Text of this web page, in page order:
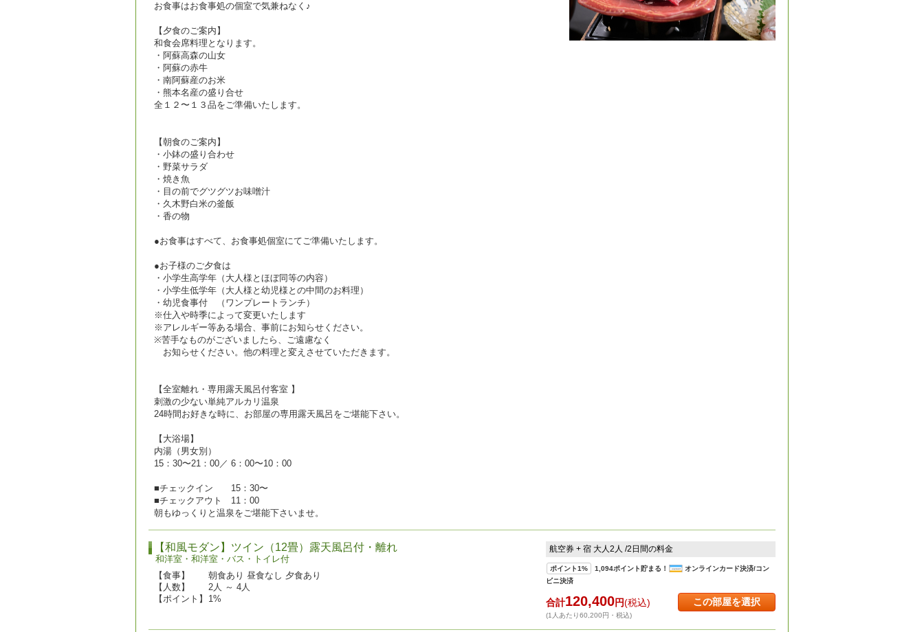
お食事はお食事処の個室で気兼ねなく♪
【夕食のご案内】
和食会席料理となります。
・阿蘇高森の山女
・阿蘇の赤牛
・南阿蘇産のお米
・熊本名産の盛り合せ
全１２〜１３品をご準備いたします。
【朝食のご案内】
・小鉢の盛り合わせ
・野菜サラダ
・焼き魚
・目の前でグツグツお味噌汁
・久木野白米の釜飯
・香の物
●お食事はすべて、お食事処個室にてご準備いたします。
●お子様のご夕食は
・小学生高学年（大人様とほぼ同等の内容）
・小学生低学年（大人様と幼児様との中間のお料理）
・幼児食事付 （ワンプレートランチ）
※仕入や時季によって変更いたします
※アレルギー等ある場合、事前にお知らせください。
※苦手なものがございましたら、ご遠慮なく
お知らせください。他の料理と変えさせていただきます。
【全室離れ・専用露天風呂付客室 】
刺激の少ない単純アルカリ温泉
24時間お好きな時に、お部屋の専用露天風呂をご堪能下さい。
【大浴場】
内湯（男女別）
15：30〜21：00／ 6：00〜10：00
■チェックイン 15：30〜
■チェックアウト 11：00
朝もゆっくりと温泉をご堪能下さいませ。
【和風モダン】ツイン（12畳）露天風呂付・離れ
和洋室・和洋室・バス・トイレ付
【食事】
朝食あり 昼食なし 夕食あり
【人数】
2人 ～ 4人
【ポイント】
1%
航空券 + 宿 大人2人 /2日間の料金
ポイント1% 1,094ポイント貯まる！
オンラインカード決済/コン
ビニ決済
合計120,400円(税込)
(1人あたり60,200円・税込)
この部屋を選択